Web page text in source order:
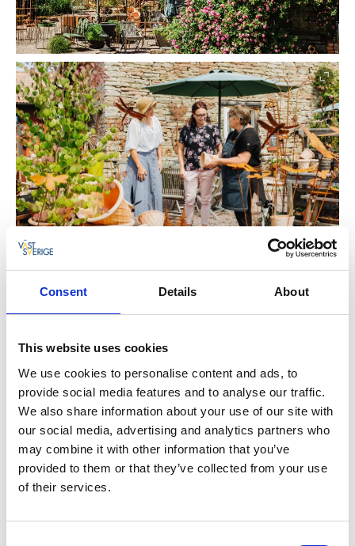
Consent Details About
This website uses cookies
We use cookies to personalise content and ads, to
provide social media features and to analyse our traffic.
We also share information about your use of our site with
our social media, advertising and analytics partners who
may combine it with other information that you’ve
provided to them or that they’ve collected from your use
of their services.
Hitta hit kollektivt
Använd gärna
den bästa kombinationen av buss, tåg och Sista-